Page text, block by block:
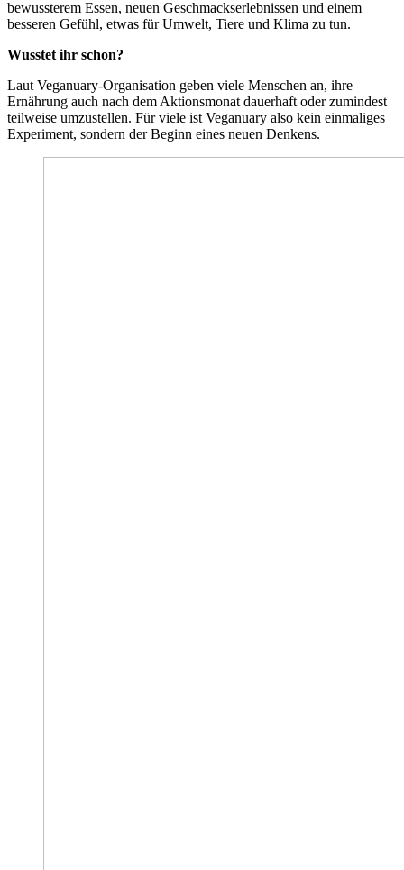
bewussterem Essen, neuen Geschmackserlebnissen und einem
besseren Gefühl, etwas für Umwelt, Tiere und Klima zu tun.
Wusstet ihr schon?
Laut Veganuary-Organisation geben viele Menschen an, ihre
Ernährung auch nach dem Aktionsmonat dauerhaft oder zumindest
teilweise umzustellen. Für viele ist Veganuary also kein einmaliges
Experiment, sondern der Beginn eines neuen Denkens.